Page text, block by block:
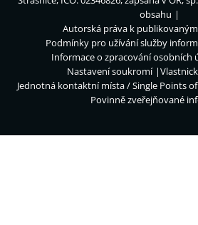
obsahu
Autorská práva k
Podmínky pro užívání služby
Informace o zpracování osobních
Nastavení soukromí
Jednotná kontaktní místa / Single Points
Povinně zveřejňované